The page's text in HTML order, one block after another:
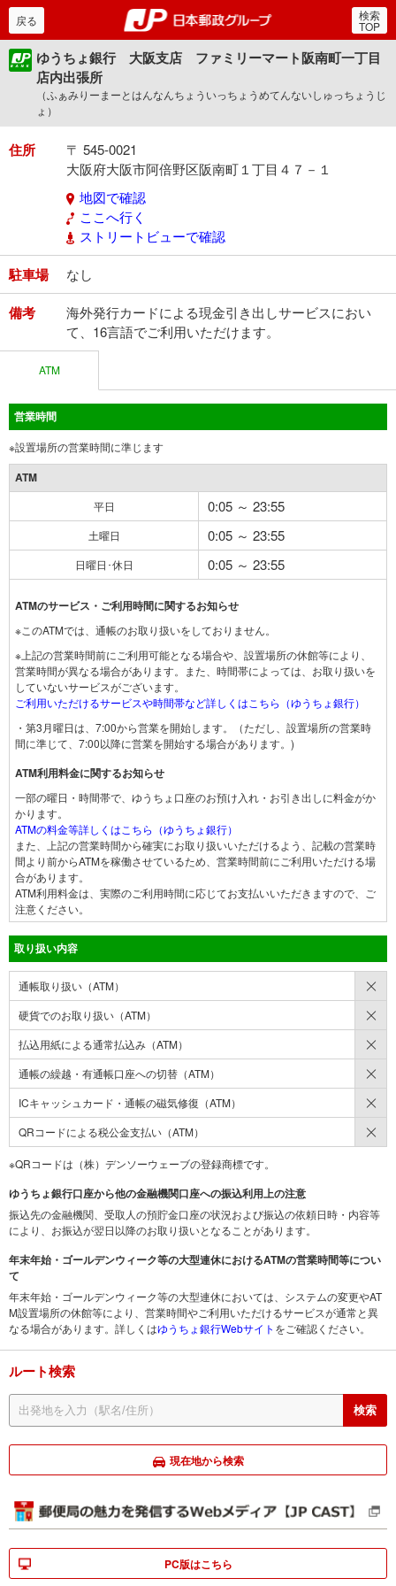
郵便局・日本郵政グルー
戻る 検索
TOP
ゆうちょ銀行 大阪支店 ファミリーマート阪南町一丁目
店内出張所
（ふぁみりーまーとはんなんちょういっちょうめてんないしゅっちょうじ
ょ）
住所
〒 545-0021
大阪府大阪市阿倍野区阪南町１丁目４７－１
地図で確認
ここへ行く
ストリートビューで確認
駐車場 なし
備考
海外発行カードによる現金引き出しサービスにおい
て、16言語でご利用いただけます。
ATM
営業時間
※設置場所の営業時間に準じます
ATM
平日 0:05 ～ 23:55
土曜日 0:05 ～ 23:55
日曜日･休日 0:05 ～ 23:55
ATMのサービス・ご利用時間に関するお知らせ
※このATMでは、通帳のお取り扱いをしておりません。
※上記の営業時間前にご利用可能となる場合や、設置場所の休館等により、
営業時間が異なる場合があります。また、時間帯によっては、お取り扱いを
していないサービスがございます。
ご利用いただけるサービスや時間帯など詳しくはこちら（ゆうちょ銀行）
・第3月曜日は、7:00から営業を開始します。（ただし、設置場所の営業時
間に準じて、7:00以降に営業を開始する場合があります。)
ATM利用料金に関するお知らせ
一部の曜日・時間帯で、ゆうちょ口座のお預け入れ・お引き出しに料金がか
かります。
ATMの料金等詳しくはこちら（ゆうちょ銀行）
また、上記の営業時間から確実にお取り扱いいただけるよう、記載の営業時
間より前からATMを稼働させているため、営業時間前にご利用いただける場
合があります。
ATM利用料金は、実際のご利用時間に応じてお支払いいただきますので、ご
注意ください。
取り扱い内容
通帳取り扱い（ATM）
硬貨でのお取り扱い（ATM）
払込用紙による通常払込み（ATM）
通帳の繰越・有通帳口座への切替（ATM）
ICキャッシュカード・通帳の磁気修復（ATM）
QRコードによる税公金支払い（ATM）
※QRコードは（株）デンソーウェーブの登録商標です。
ゆうちょ銀行口座から他の金融機関口座への振込利用上の注意
振込先の金融機関、受取人の預貯金口座の状況および振込の依頼日時・内容等
により、お振込が翌日以降のお取り扱いとなることがあります。
年末年始・ゴールデンウィーク等の大型連休におけるATMの営業時間等につい
て
年末年始・ゴールデンウィーク等の大型連休においては、システムの変更やAT
M設置場所の休館等により、営業時間やご利用いただけるサービスが通常と異
なる場合があります。詳しくはゆうちょ銀行Webサイト をご確認ください。
ルート検索
現在地から検索
PC版はこちら